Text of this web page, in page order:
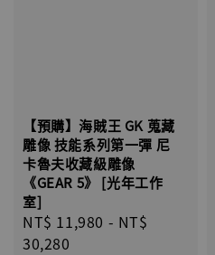
【預購】海賊王 GK 蒐藏
雕像 技能系列第一彈 尼
卡魯夫收藏級雕像
《GEAR 5》 [光年工作
室]
Regular
price
NT$ 11,980 - NT$
30,280